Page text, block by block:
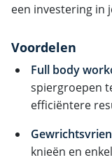
een investering in
Voordelen
Full body
spiergroepen
efficiëntere
knieën en